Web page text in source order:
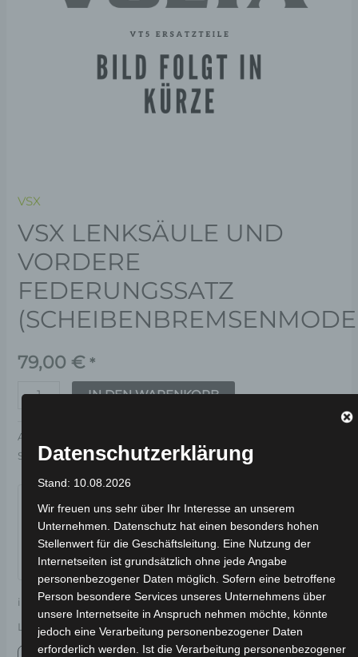
VSX
VSX LENKSÄULE UND
VORDERE
FEDERUNGSSATZ
79,00 € *
IN DEN WARENKORB
Artikelnummer:
Schlagwort:Bremsanlage
Garantiert sicherer Checkout
inkl. 19 % MwSt.Kostenloser Versand
Lieferzeit:
Versandfertig innerhalb 24 Stunden*
Datenschutzerklärung
Stand: 10.08.2026
Wir freuen uns sehr über Ihr Interesse an unserem
Unternehmen. Datenschutz hat einen besonders hohen
Stellenwert für die Geschäftsleitung. Eine Nutzung der
Internetseiten ist grundsätzlich ohne jede Angabe
personenbezogener Daten möglich. Sofern eine betroffene
Person besondere Services unseres Unternehmens über
unsere Internetseite in Anspruch nehmen möchte, könnte
jedoch eine Verarbeitung personenbezogener Daten
erforderlich werden. Ist die Verarbeitung personenbezogener